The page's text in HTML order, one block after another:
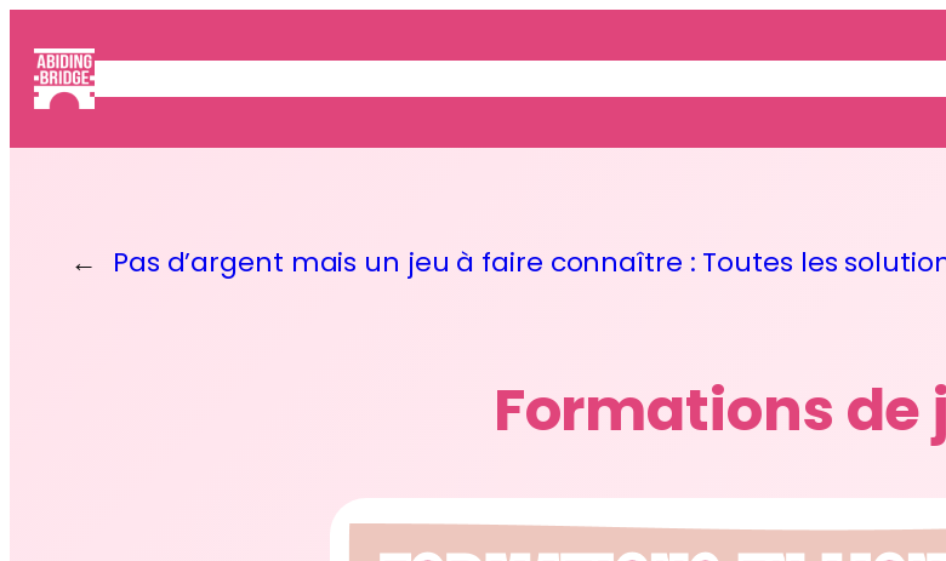
au
contenu
← Pas d’argent mais un jeu à faire connaître : Toutes les
Formations de